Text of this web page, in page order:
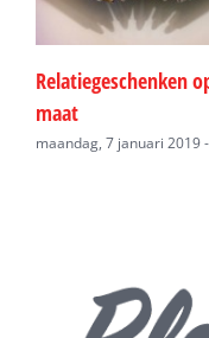
Relatiegeschenken
maat
maandag, 7 januari 2019